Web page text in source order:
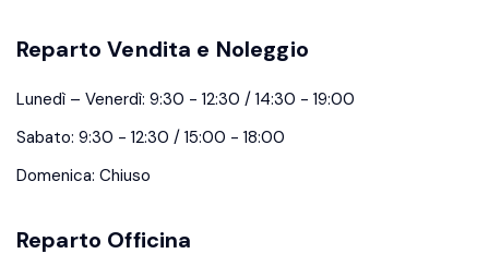
Reparto Vendita e Noleggio
Lunedì – Venerdì: 9:30 - 12:30 / 14:30 - 19:00
Sabato: 9:30 - 12:30 / 15:00 - 18:00
Domenica: Chiuso
Reparto Officina